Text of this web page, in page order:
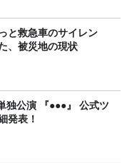
と救急車のサイレン
、被災地の現状
独公演 『●●●』 公式ツ
発表！